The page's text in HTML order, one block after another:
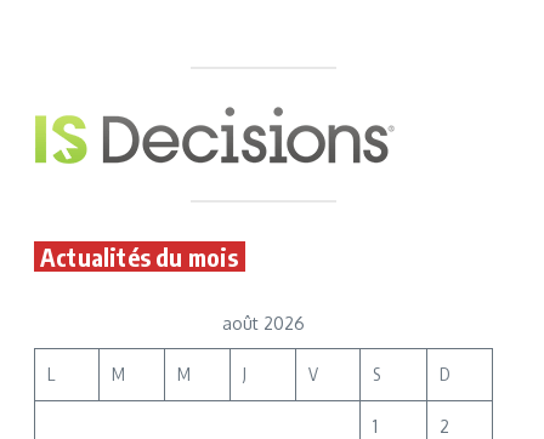
Actualités du mois
août 2026
L M M J V S D
1 2